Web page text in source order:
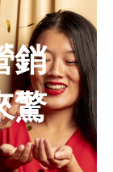
銷
驚